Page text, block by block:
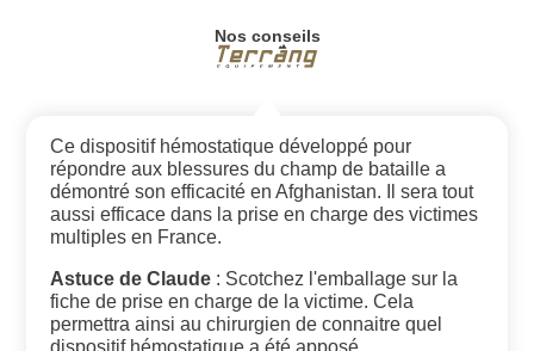
Nos conseils
Ce dispositif hémostatique développé pour
répondre aux blessures du champ de bataille a
démontré son efficacité en Afghanistan. Il sera tout
aussi efficace dans la prise en charge des victimes
multiples en France.
Astuce de Claude : Scotchez l'emballage sur la
fiche de prise en charge de la victime. Cela
permettra ainsi au chirurgien de connaitre quel